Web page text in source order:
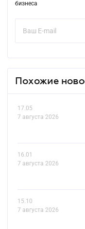
бизнеса
Похожие
17.05
7 августа 2026
16.01
7 августа 2026
15.10
7 августа 2026